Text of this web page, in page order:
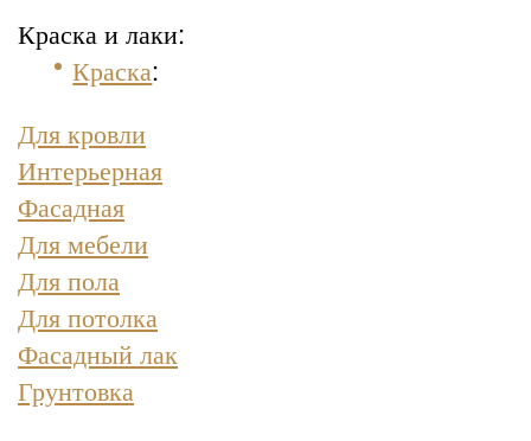
Краска и лаки:
Краска:
Для кровли
Интерьерная
Фасадная
Для мебели
Для пола
Для потолка
Фасадный лак
Грунтовка